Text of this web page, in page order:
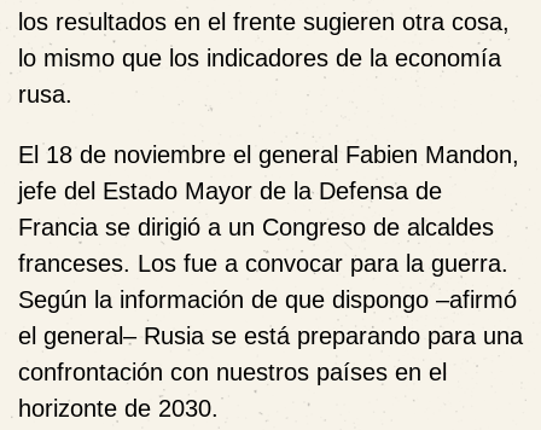
los resultados en el frente sugieren otra cosa,
lo mismo que los indicadores de la economía
rusa.
El 18 de noviembre el general Fabien Mandon,
jefe del Estado Mayor de la Defensa de
Francia se dirigió a un Congreso de alcaldes
franceses. Los fue a convocar para la guerra.
Según la información de que dispongo –afirmó
el general– Rusia se está preparando para una
confrontación con nuestros países en el
horizonte de 2030.